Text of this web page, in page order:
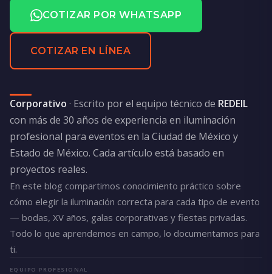
COTIZAR POR WHATSAPP
COTIZAR EN LÍNEA
Corporativo · Escrito por el equipo técnico de REDEIL
con más de 30 años de experiencia en iluminación
profesional para eventos en la Ciudad de México y
Estado de México. Cada artículo está basado en
proyectos reales.
En este blog compartimos conocimiento práctico sobre
cómo elegir la iluminación correcta para cada tipo de evento
— bodas, XV años, galas corporativas y fiestas privadas.
Todo lo que aprendemos en campo, lo documentamos para
ti.
EQUIPO PROFESIONAL